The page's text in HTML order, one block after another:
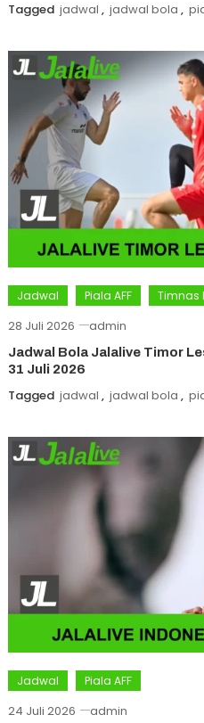
Tagged jadwal , jadwal bola ,
Jadwal Piala AFF Timnas
28 Juli 2026 admin
Jadwal Bola Jalalive Timor
31 Juli 2026
Tagged jadwal , jadwal bola ,
Jadwal Piala AFF
24 Juli 2026 admin